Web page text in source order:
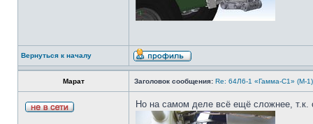
Вернуться к началу
Марат Заголовок сообщения: Re: 64Л6-1 «Гамма-С1» (М-
Но на самом деле всё ещё сложнее, т.к.